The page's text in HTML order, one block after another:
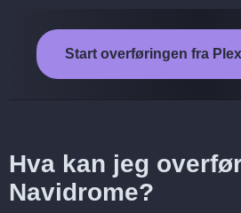
Start overføringen fra
Hva kan jeg
Navidrome?